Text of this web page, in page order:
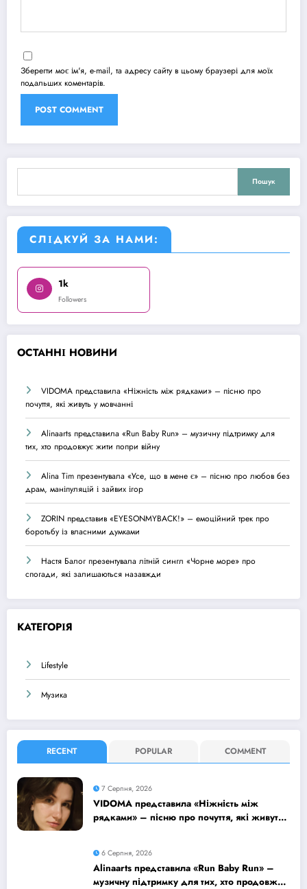
Зберегти моє ім'я, e-mail, та адресу сайту в цьому браузері для моїх
подальших коментарів.
Пошук
СЛІДКУЙ ЗА НАМИ:
1k
Followers
ОСТАННІ НОВИНИ
VIDOMA представила «Ніжність між рядками» – пісню про
почуття, які живуть у мовчанні
Alinaarts представила «Run Baby Run» – музичну підтримку для
тих, хто продовжує жити попри війну
Alina Tim презентувала «Усе, що в мене є» – пісню про любов без
драм, маніпуляцій і зайвих ігор
ZORIN представив «EYESONMYBACK!» – емоційний трек про
боротьбу із власними думками
Настя Балог презентувала літній сингл «Чорне море» про
спогади, які залишаються назавжди
КАТЕГОРІЯ
Lifestyle
Музика
RECENT POPULAR COMMENT
7 Серпня, 2026
VIDOMA представила «Ніжність між
рядками» – пісню про почуття, які живуть
6 Серпня, 2026
Alinaarts представила «Run Baby Run» –
музичну підтримку для тих, хто продовжує